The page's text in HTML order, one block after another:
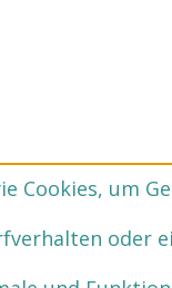
Cookies, um
oder